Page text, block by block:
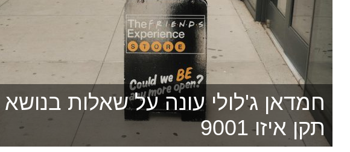
חמדאן ג'לולי עונה על שאלות בנושא
תקן איזו 9001